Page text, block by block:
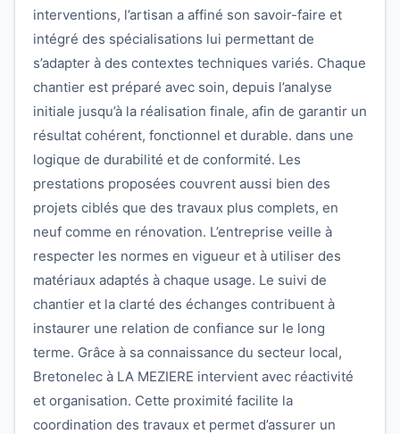
interventions, l’artisan a affiné son savoir-faire et
intégré des spécialisations lui permettant de
s’adapter à des contextes techniques variés. Chaque
chantier est préparé avec soin, depuis l’analyse
initiale jusqu’à la réalisation finale, afin de garantir un
résultat cohérent, fonctionnel et durable. dans une
logique de durabilité et de conformité. Les
prestations proposées couvrent aussi bien des
projets ciblés que des travaux plus complets, en
neuf comme en rénovation. L’entreprise veille à
respecter les normes en vigueur et à utiliser des
matériaux adaptés à chaque usage. Le suivi de
chantier et la clarté des échanges contribuent à
instaurer une relation de confiance sur le long
terme. Grâce à sa connaissance du secteur local,
Bretonelec à LA MEZIERE intervient avec réactivité
et organisation. Cette proximité facilite la
coordination des travaux et permet d’assurer un